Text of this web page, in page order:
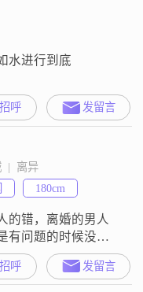
水进行到底
呼 发留言
|  离异
180cm
的错，离婚的男人
有问题的时候没有
到陌路，无法挽
的我会遇到你的！
呼 发留言